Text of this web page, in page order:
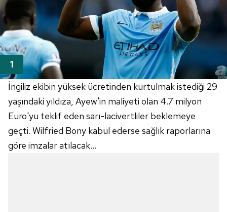
İngiliz ekibin yüksek ücretinden kurtulmak istediği 29
yaşındaki yıldıza, Ayew'in maliyeti olan 4.7 milyon
Euro'yu teklif eden sarı-lacivertliler beklemeye
geçti. Wilfried Bony kabul ederse sağlık raporlarına
göre imzalar atılacak...